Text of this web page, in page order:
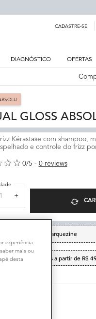
CADASTRE-SE
DIAGNÓSTICO OFERTAS
GLOSS
Kérastase com shampoo,
e controle do frizz
0/5
0 reviews
+
da Bruna Marquezine
grátis em compras a partir de R$
experiência
mais ou
desta